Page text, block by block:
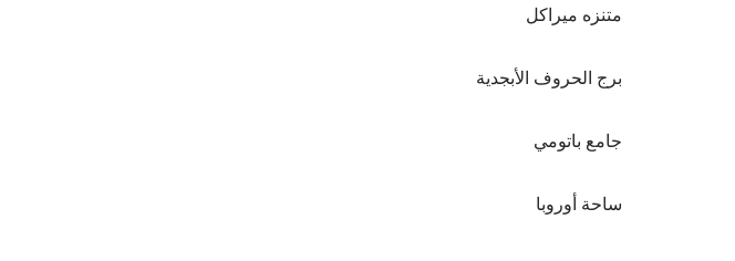
متنزه ميراكل
برج الحروف الأبجدية
جامع باتومي
ساحة أوروبا